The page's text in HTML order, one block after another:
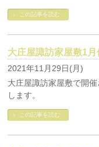
この記事を読む
大庄屋諏訪家屋敷1
2021年11月29日(月)
大庄屋諏訪家屋敷で開
します。
この記事を読む